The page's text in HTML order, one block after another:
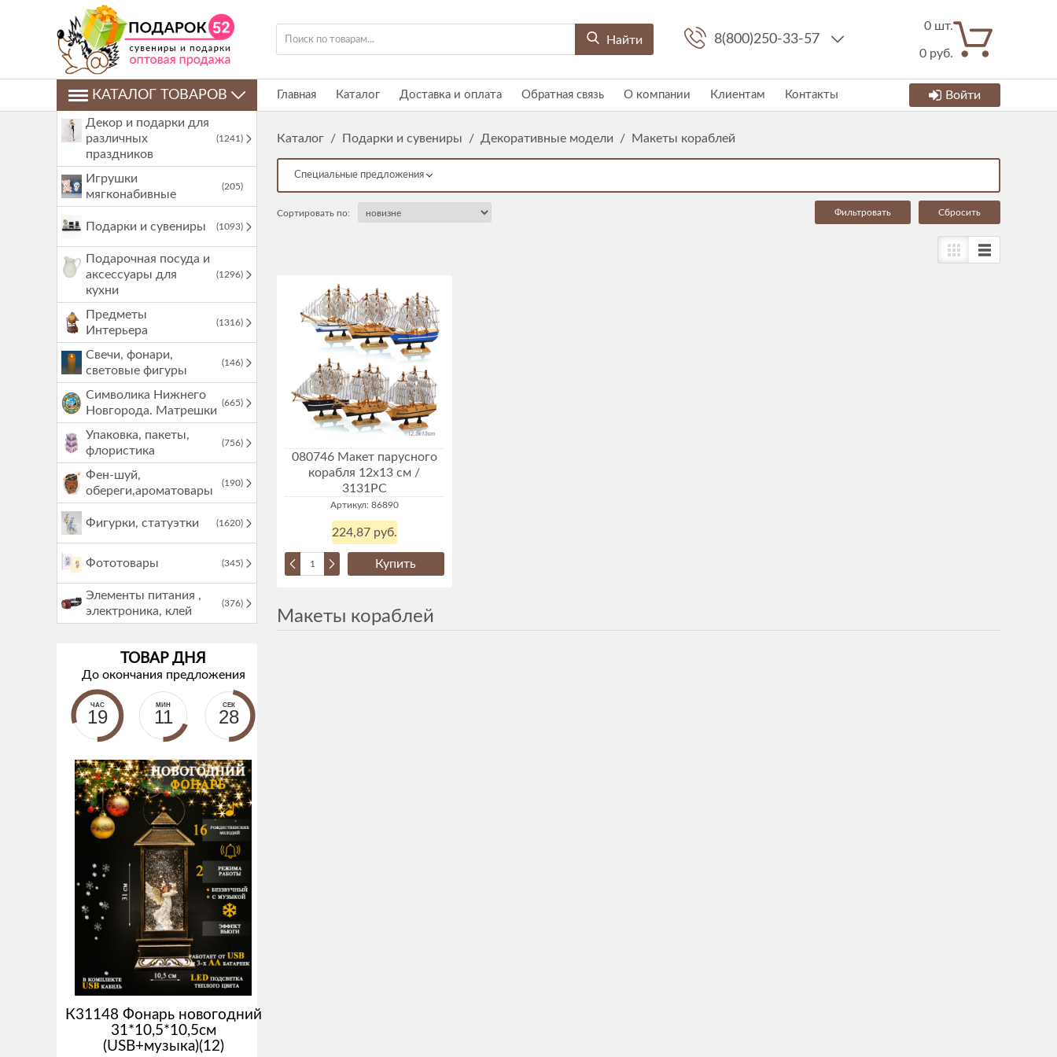
Найти 8(800)250-33-57
0 шт.
0 руб.
КАТАЛОГ ТОВАРОВ
Декор и подарки для
различных
праздников
(1241)
Игрушки
мягконабивные
(205)
Подарки и сувениры (1093)
Подарочная посуда и
аксессуары для
кухни
(1296)
Предметы
Интерьера
(1316)
Свечи, фонари,
световые фигуры
(146)
Символика Нижнего
Новгорода. Матрешки
(665)
Упаковка, пакеты,
флористика
(756)
Фен-шуй,
обереги,ароматовары
(190)
Фигурки, статуэтки (1620)
Фототовары (345)
Элементы питания ,
электроника, клей
(376)
ТОВАР ДНЯ
До окончания предложения
ЧАС
19
МИН
11
СЕК
27
К31148 Фонарь новогодний
31*10,5*10,5см
(USB+музыка)(12)
Главная Каталог Доставка и оплата Обратная связь О компании Клиентам Контакты Войти
Каталог / Подарки и сувениры / Декоративные модели / Макеты кораблей
Сортировать по:
Специальные предложения
Cбросить
080746 Макет парусного
корабля 12х13 см /
3131PC
Артикул: 86890
224,87 руб.
Купить
Макеты кораблей